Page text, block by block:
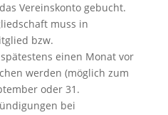
Vereinskonto gebucht.
muss in
bzw.
einen Monat vor
werden (möglich zum
oder 31.
bei